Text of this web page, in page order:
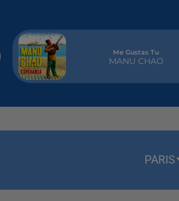
Me Gustas Tu
MANU CHAO
PARIS